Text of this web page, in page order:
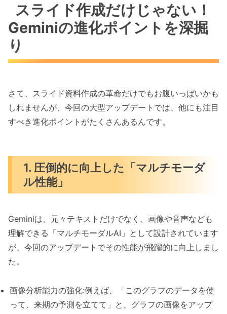
スライド作成だけじゃない！
Geminiの進化ポイントを深掘
り
さて、スライド資料作成の革命だけでもお腹いっぱいかも
しれませんが、今回の大型アップデートでは、他にも注目
すべき進化ポイントがたくさんあるんです。
1. 圧倒的に向上した「マルチモーダ
ル性能」
Geminiは、元々テキストだけでなく、画像や音声なども
理解できる「マルチモーダルAI」として設計されています
が、今回のアップデートでその性能が飛躍的に向上しまし
た。
画像分析能力の強化:例えば、「このグラフのデータを使
って、来期の予測を立てて」と、グラフの画像をアップ